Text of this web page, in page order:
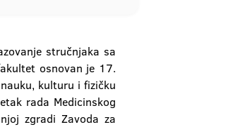
stručnjaka sa
osnovan je 17.
kulturu i fizičku
rada Medicinskog
zgradi Zavoda za